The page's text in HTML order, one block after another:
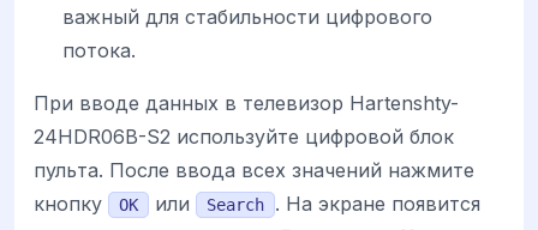
важный для стабильности цифрового
потока.
При вводе данных в телевизор Hartenshty-
24HDR06B-S2 используйте цифровой блок
пульта. После ввода всех значений нажмите
кнопку
OK или Search
. На экране появится